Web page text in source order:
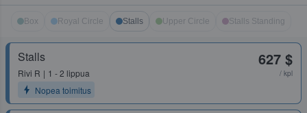
Box Royal Circle Stalls Upper Circle Stalls Standing
Stalls
Rivi R
1 - 2 lippua
Nopea toimitus
627 $
/ kpl